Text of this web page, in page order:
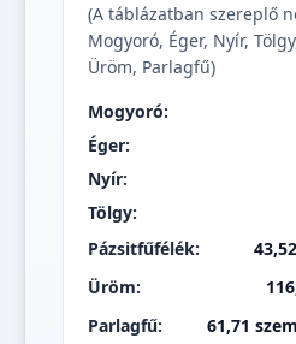
(A táblázatban szereplő
Mogyoró, Éger, Nyír,
Üröm, Parlagfű)
Mogyoró:
Éger:
Nyír:
Tölgy:
Pázsitfűfélék:
Üröm:
Parlagfű: 61,71